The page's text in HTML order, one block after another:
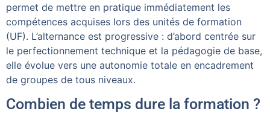
permet de mettre en pratique immédiatement les
compétences acquises lors des unités de formation
(UF). L’alternance est progressive : d’abord centrée sur
le perfectionnement technique et la pédagogie de base,
elle évolue vers une autonomie totale en encadrement
de groupes de tous niveaux.
Combien de temps dure la formation ?